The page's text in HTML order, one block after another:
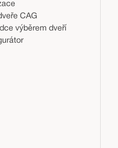
CAG
výběrem dveří